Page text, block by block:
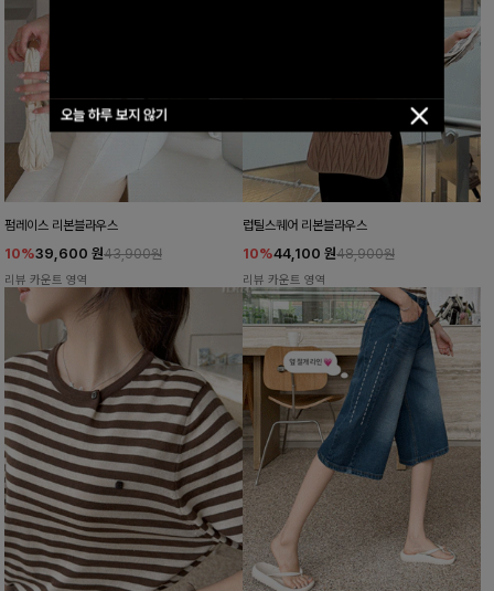
오늘 하루 보지 않기
펌레이스 리본블라우스
10%39,600 원43,900원
리뷰 카운트 영역
럽틸스퀘어 리본블라우스
10%44,100 원48,900원
리뷰 카운트 영역